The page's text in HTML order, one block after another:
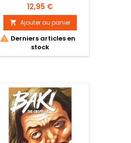
Prix
12,95 €
 Ajouter au panier
 Derniers articles en
stock